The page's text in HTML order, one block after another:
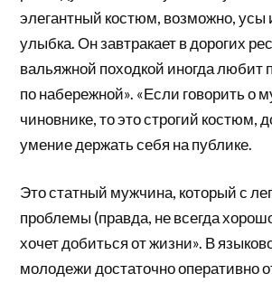
элегантный костюм, возможно, усы
улыбка. Он завтракает в дорогих
вальяжной походкой иногда любит
по набережной». «Если говорить о
чиновнике, то это строгий костюм,
умение держать себя на публике.
Это статный мужчина, который с
проблемы (правда, не всегда
хочет добиться от жизни». В
молодежи достаточно оперативно